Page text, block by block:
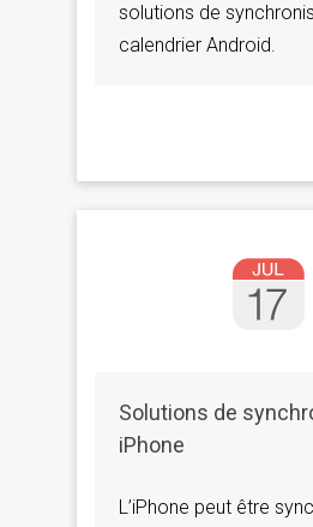
solutions de
calendrier Android.
Solutions de
iPhone
L’iPhone peut être